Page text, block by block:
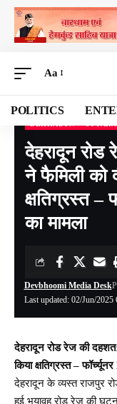
Aa
POLITICS
Devbhoomi Media>Blog
देहरादून रोड
ने फैमिली को
क्षतिग्रस्त –
का मामला
Last updated: 02/Jun/2025
Devbhoomi Media Desk
देहरादून रोड रेज की
किया क्षतिग्रस्त –
देहरादून के व्यस्त राजपुर
हुई भयावह रोड रेज की